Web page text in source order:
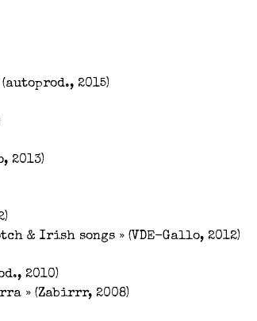
2015)
2013)
& Irish songs » (VDE-Gallo, 2012)
2010)
» (Zabirrr, 2008)